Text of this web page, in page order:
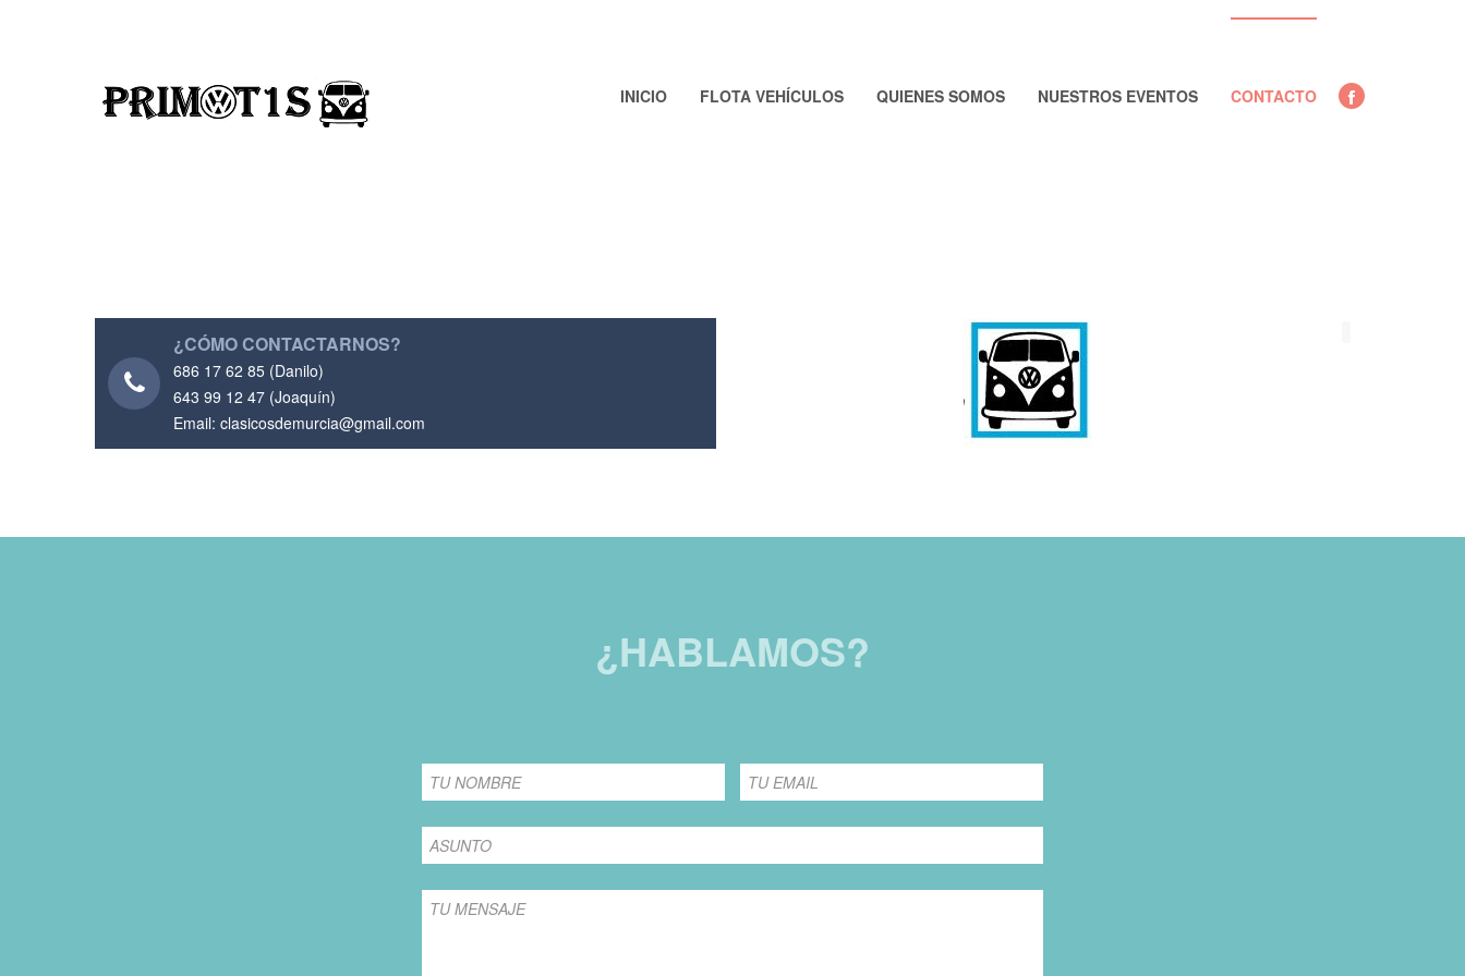
INICIO FLOTA VEHÍCULOS QUIENES SOMOS NUESTROS EVENTOS CONTACTO
¿CÓMO CONTACTARNOS?
686 17 62 85 (Danilo)
643 99 12 47 (Joaquín)
Email: clasicosdemurcia@gmail.com
¿HABLAMOS?